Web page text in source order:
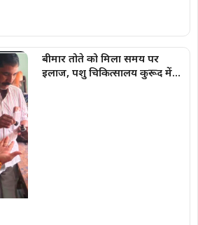
बीमार तोते को मिला समय पर
इलाज, पशु चिकित्सालय कुरूद में